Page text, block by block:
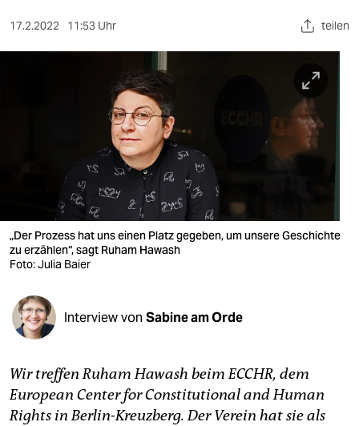
sport
verlag
veranstaltungen
fragen & hilfe
abo
genossenschaft
17.2.2022 11:53 Uhr teilen
„Der Prozess hat uns einen Platz gegeben, um unsere Geschichte
zu erzählen“, sagt Ruham Hawash
Foto: Julia Baier
Interview von Sabine am Orde
Wir treffen Ruham Hawash beim ­ECCHR, dem
European Center for Constitutional and Human
Rights in Berlin-Kreuzberg. Der Verein hat sie als